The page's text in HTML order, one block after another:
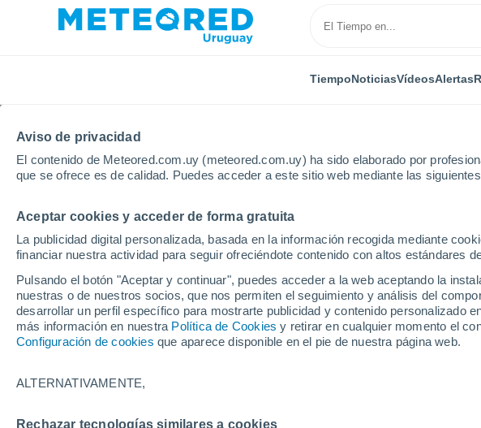
Aviso de privacidad
El contenido de Meteored.com.uy (meteored.com.uy) ha sido elaborado por
que se ofrece es de calidad. Puedes acceder a este sitio web mediante las
Aceptar cookies y acceder de forma gratuita
La publicidad digital personalizada, basada en la información recogida mediante
financiar nuestra actividad para seguir ofreciéndote contenido con altos estándares
Pulsando el botón "Aceptar y continuar", puedes acceder a la web aceptando la
nuestras o de nuestros socios, que nos permiten el seguimiento y análisis del
desarrollar un perfil específico para mostrarte publicidad y contenido personalizado
más información en nuestra Política de Cookies y retirar en cualquier momento el
Configuración de cookies que aparece disponible en el pie de nuestra página web.
ALTERNATIVAMENTE,
Rechazar tecnologías similares a cookies
TiempoNoticiasVídeosAlertas
Inicio Francia Bretaña Ille y Villaine
Tiempo en Ille y Villaine
Hoy, 5 agosto Todo el día Símbolo
18°
Saint-Malo
24°
17°